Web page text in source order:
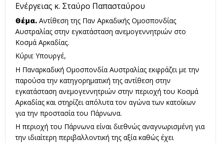
Ενέργειας κ. Σταύρο Παπασταύρου
Θέμα. Αντίθεση της Παν Αρκαδικής Ομοσπονδίας
Αυστραλίας στην εγκατάσταση ανεμογεννητριών στο
Κοσμά Αρκαδίας.
Κύριε Υπουργέ,
Η Παναρκαδική Ομοσπονδία Αυστραλίας εκφράζει με την
παρούσα την κατηγορηματική της αντίθεση στην
εγκατάσταση ανεμογεννητριών στην περιοχή του Κοσμά
Αρκαδίας και στηρίζει απόλυτα τον αγώνα των κατοίκων
για την προστασία του Πάρνωνα.
Η περιοχή του Πάρνωνα είναι διεθνώς αναγνωρισμένη για
την ιδιαίτερη περιβαλλοντική της αξία καθώς έχει